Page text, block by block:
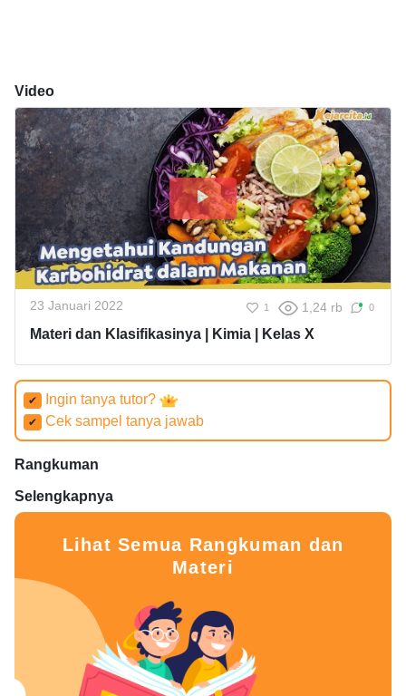
Video
23 Januari 2022 1 1,24 rb 0
Materi dan Klasifikasinya | Kimia | Kelas X
✔ Ingin tanya tutor?
✔ Cek sampel tanya jawab
Rangkuman
Selengkapnya
Lihat Semua Rangkuman dan
Materi